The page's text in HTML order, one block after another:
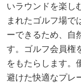
いラウンドを楽し
まれたゴルフ場で
ーできるため、自
す。ゴルフ会員権
をもたらします。
避けた快適なプレ